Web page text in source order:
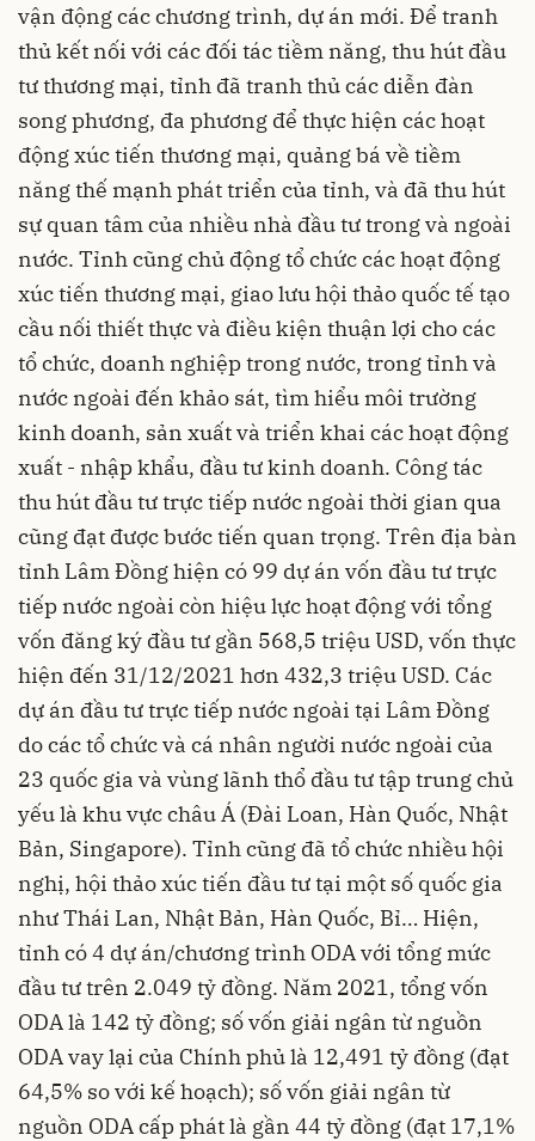
vận động các chương trình, dự án mới. Để tranh
thủ kết nối với các đối tác tiềm năng, thu hút đầu
tư thương mại, tỉnh đã tranh thủ các diễn đàn
song phương, đa phương để thực hiện các hoạt
động xúc tiến thương mại, quảng bá về tiềm
năng thế mạnh phát triển của tỉnh, và đã thu hút
sự quan tâm của nhiều nhà đầu tư trong và ngoài
nước. Tỉnh cũng chủ động tổ chức các hoạt động
xúc tiến thương mại, giao lưu hội thảo quốc tế tạo
cầu nối thiết thực và điều kiện thuận lợi cho các
tổ chức, doanh nghiệp trong nước, trong tỉnh và
nước ngoài đến khảo sát, tìm hiểu môi trường
kinh doanh, sản xuất và triển khai các hoạt động
xuất - nhập khẩu, đầu tư kinh doanh. Công tác
thu hút đầu tư trực tiếp nước ngoài thời gian qua
cũng đạt được bước tiến quan trọng. Trên địa bàn
tỉnh Lâm Đồng hiện có 99 dự án vốn đầu tư trực
tiếp nước ngoài còn hiệu lực hoạt động với tổng
vốn đăng ký đầu tư gần 568,5 triệu USD, vốn thực
hiện đến 31/12/2021 hơn 432,3 triệu USD. Các
dự án đầu tư trực tiếp nước ngoài tại Lâm Đồng
do các tổ chức và cá nhân người nước ngoài của
23 quốc gia và vùng lãnh thổ đầu tư tập trung chủ
yếu là khu vực châu Á (Đài Loan, Hàn Quốc, Nhật
Bản, Singapore). Tỉnh cũng đã tổ chức nhiều hội
nghị, hội thảo xúc tiến đầu tư tại một số quốc gia
như Thái Lan, Nhật Bản, Hàn Quốc, Bỉ… Hiện,
tỉnh có 4 dự án/chương trình ODA với tổng mức
đầu tư trên 2.049 tỷ đồng. Năm 2021, tổng vốn
ODA là 142 tỷ đồng; số vốn giải ngân từ nguồn
ODA vay lại của Chính phủ là 12,491 tỷ đồng (đạt
64,5% so với kế hoạch); số vốn giải ngân từ
nguồn ODA cấp phát là gần 44 tỷ đồng (đạt 17,1%